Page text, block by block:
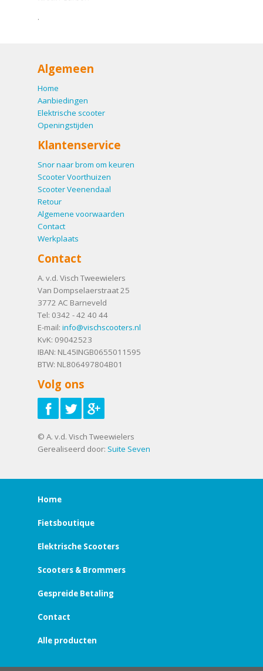
.
Algemeen
Home
Aanbiedingen
Elektrische scooter
Openingstijden
Klantenservice
Snor naar brom om keuren
Scooter Voorthuizen
Scooter Veenendaal
Retour
Algemene voorwaarden
Contact
Werkplaats
Contact
A. v.d. Visch Tweewielers
Van Dompselaerstraat 25
3772 AC Barneveld
Tel: 0342 - 42 40 44
E-mail: info@vischscooters.nl
KvK: 09042523
IBAN: NL45INGB0655011595
BTW: NL806497804B01
Volg ons
© A. v.d. Visch Tweewielers
Gerealiseerd door: Suite Seven
Home
Fietsboutique
Elektrische Scooters
Scooters & Brommers
Gespreide Betaling
Contact
Alle producten